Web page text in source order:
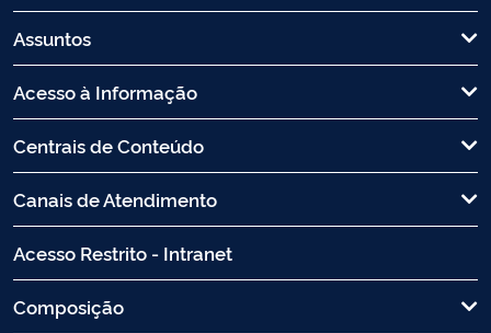
Assuntos
Acesso à Informação
Centrais de Conteúdo
Canais de Atendimento
Acesso Restrito - Intranet
Composição